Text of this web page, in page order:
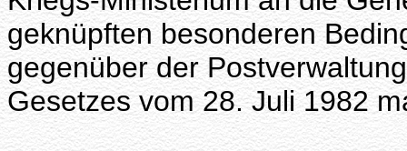
geknüpften besonderen
gegenüber der
Gesetzes vom 28. Juli 1982